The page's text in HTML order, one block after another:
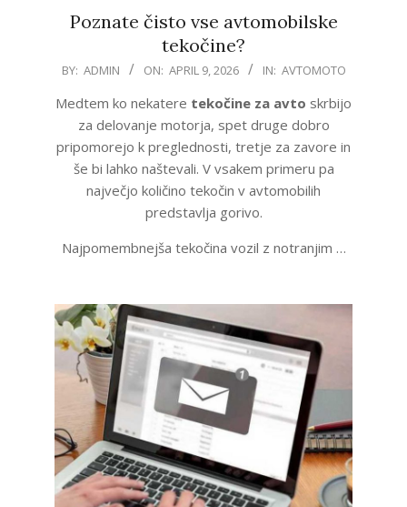
Poznate čisto vse avtomobilske
tekočine?
2026-
09
BY: ADMIN ON: APRIL 9, 2026 IN: AVTOMOTO
Medtem ko nekatere tekočine za avto skrbijo
za delovanje motorja, spet druge dobro
pripomorejo k preglednosti, tretje za zavore in
še bi lahko naštevali. V vsakem primeru pa
največjo količino tekočin v avtomobilih
predstavlja gorivo.
Najpomembnejša tekočina vozil z notranjim …